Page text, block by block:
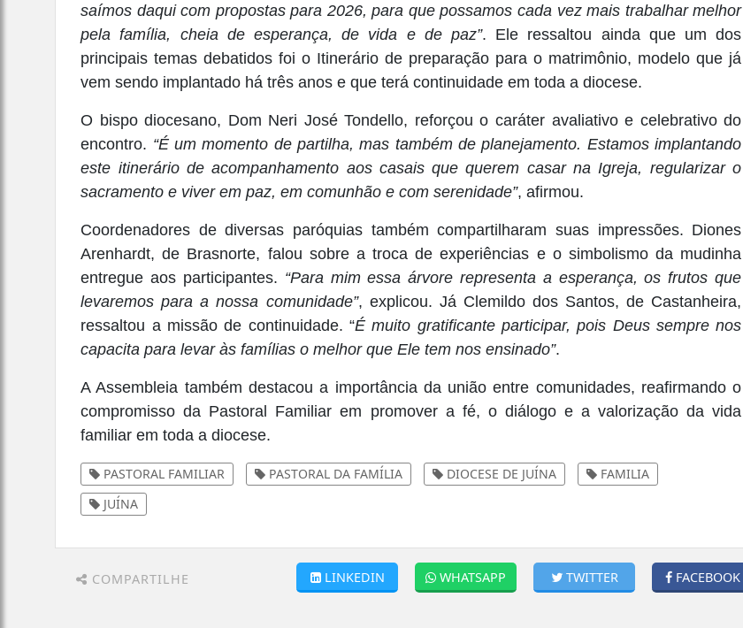
saímos daqui com propostas para 2026, para que possamos cada vez mais trabalhar melhor
pela família, cheia de esperança, de vida e de paz”. Ele ressaltou ainda que um dos
principais temas debatidos foi o Itinerário de preparação para o matrimônio, modelo que já
vem sendo implantado há três anos e que terá continuidade em toda a diocese.
O bispo diocesano, Dom Neri José Tondello, reforçou o caráter avaliativo e celebrativo do
encontro. “É um momento de partilha, mas também de planejamento. Estamos implantando
este itinerário de acompanhamento aos casais que querem casar na Igreja, regularizar o
sacramento e viver em paz, em comunhão e com serenidade”, afirmou.
Coordenadores de diversas paróquias também compartilharam suas impressões. Diones
Arenhardt, de Brasnorte, falou sobre a troca de experiências e o simbolismo da mudinha
entregue aos participantes. “Para mim essa árvore representa a esperança, os frutos que
levaremos para a nossa comunidade”, explicou. Já Clemildo dos Santos, de Castanheira,
ressaltou a missão de continuidade. “É muito gratificante participar, pois Deus sempre nos
capacita para levar às famílias o melhor que Ele tem nos ensinado”.
A Assembleia também destacou a importância da união entre comunidades, reafirmando o
compromisso da Pastoral Familiar em promover a fé, o diálogo e a valorização da vida
familiar em toda a diocese.
PASTORAL FAMILIAR PASTORAL DA FAMÍLIA DIOCESE DE JUÍNA
FAMILIA
JUÍNA
COMPARTILHE FACEBOOK
TWITTER
WHATSAPP
LINKEDIN